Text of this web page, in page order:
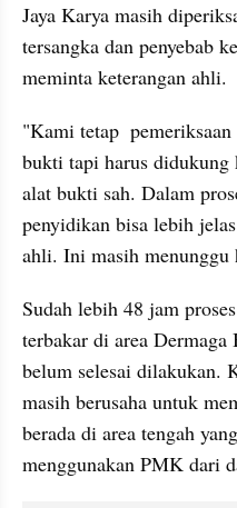
Jaya Karya masih
tersangka dan penyebab
meminta keterangan ahli.
"Kami tetap
bukti tapi harus
alat bukti sah. Dalam
penyidikan bisa lebih
ahli. Ini masih menunggu
Sudah lebih 48 jam
terbakar di area Dermaga
belum selesai dilakukan.
masih berusaha untuk
berada di area tengah
menggunakan PMK dari